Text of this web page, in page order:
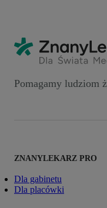
Pomagamy ludziom
ZNANYLEKARZ PRO
Dla gabinetu
Dla placówki